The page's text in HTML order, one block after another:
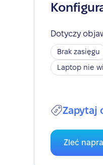
Dotyczy
Brak zasięgu
Laptop nie
Zapytaj
Zleć